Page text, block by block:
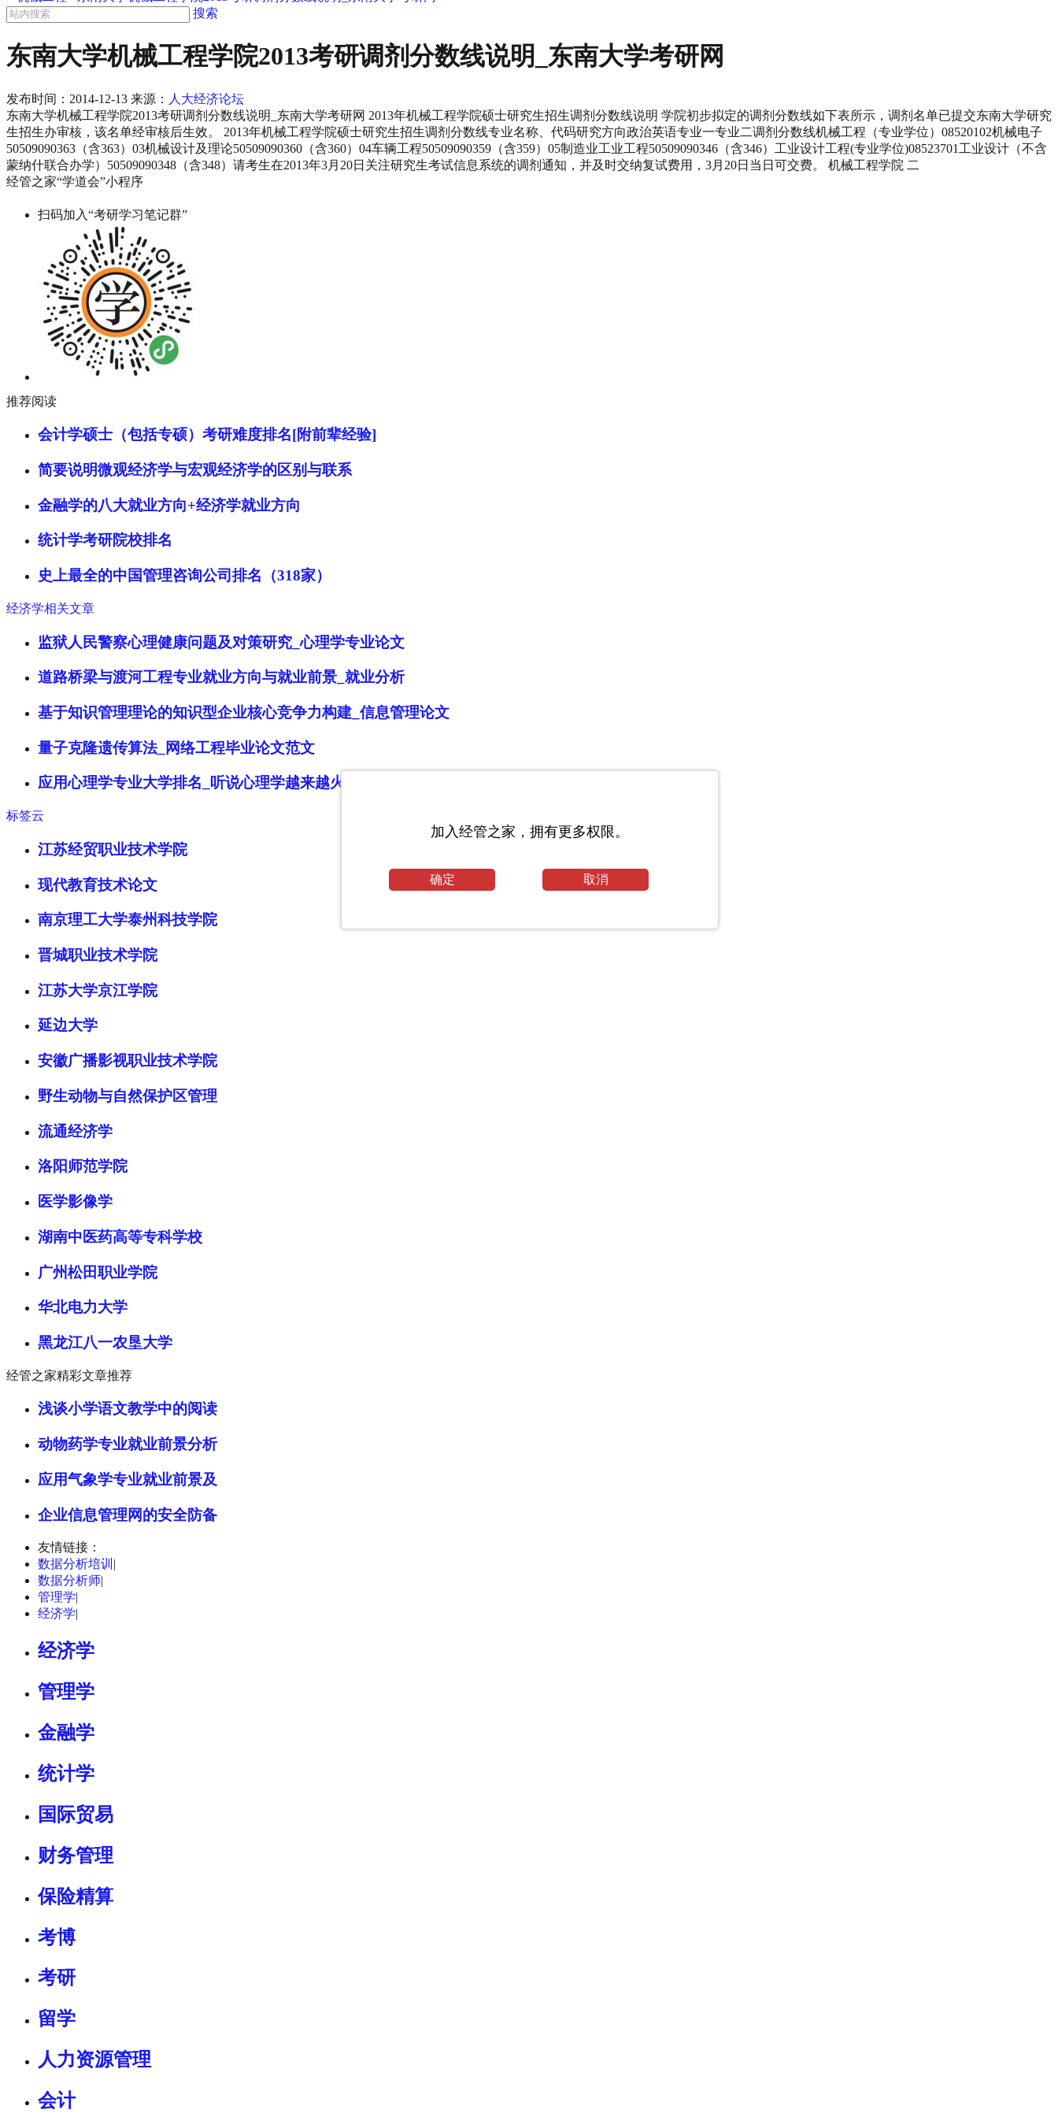
搜索
东南大学机械工程学院2013考研调剂分数线说明_东南大学考研网
发布时间： 2014-12-13 来源： 人大经济论坛
东南大学机械工程学院2013考研调剂分数线说明_东南大学考研网 2013年机械工程学院硕士研究生招生调剂分数线说明 学院初步拟定的调剂分数线如下表所示，调剂名单已提交东南大学研究
生招生办审核，该名单经审核后生效。 2013年机械工程学院硕士研究生招生调剂分数线专业名称、代码研究方向政治英语专业一专业二调剂分数线机械工程（专业学位）08520102机械电子
50509090363（含363）03机械设计及理论50509090360（含360）04车辆工程50509090359（含359）05制造业工业工程50509090346（含346）工业设计工程(专业学位)08523701工业设计（不含
蒙纳什联合办学）50509090348（含348）请考生在2013年3月20日关注研究生考试信息系统的调剂通知，并及时交纳复试费用，3月20日当日可交费。 机械工程学院 二
经管之家“学道会”小程序
扫码加入“考研学习笔记群”
推荐阅读
会计学硕士（包括专硕）考研难度排名[附前辈经验]
简要说明微观经济学与宏观经济学的区别与联系
金融学的八大就业方向+经济学就业方向
统计学考研院校排名
史上最全的中国管理咨询公司排名（318家）
经济学相关文章
监狱人民警察心理健康问题及对策研究_心理学专业论文
道路桥梁与渡河工程专业就业方向与就业前景_就业分析
基于知识管理理论的知识型企业核心竞争力构建_信息管理论文
量子克隆遗传算法_网络工程毕业论文范文
应用心理学专业大学排名_听说心理学越来越火
标签云
江苏经贸职业技术学院
现代教育技术论文
南京理工大学泰州科技学院
晋城职业技术学院
江苏大学京江学院
延边大学
安徽广播影视职业技术学院
野生动物与自然保护区管理
流通经济学
洛阳师范学院
医学影像学
湖南中医药高等专科学校
广州松田职业学院
华北电力大学
黑龙江八一农垦大学
经管之家精彩文章推荐
浅谈小学语文教学中的阅读
动物药学专业就业前景分析
应用气象学专业就业前景及
企业信息管理网的安全防备
友情链接：
数据分析培训 |
数据分析师|
管理学|
经济学|
经济学
管理学
金融学
统计学
国际贸易
财务管理
保险精算
考博
考研
留学
人力资源管理
会计
加入经管之家，拥有更多权限。
确定 取消